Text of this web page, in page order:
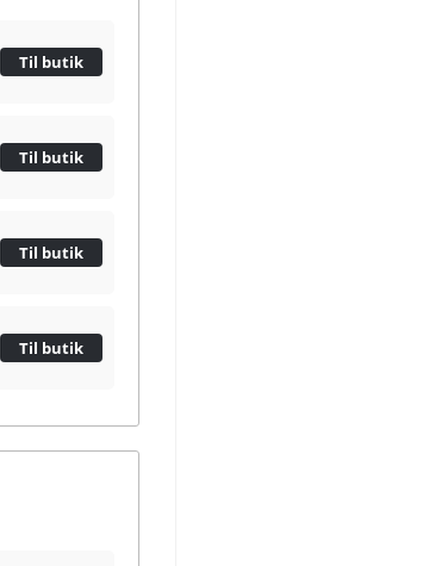
Til butik
Til butik
Til butik
Til butik